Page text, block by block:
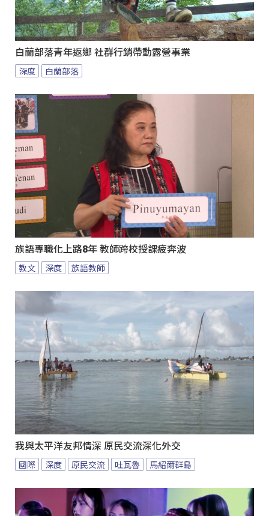
白蘭部落青年返鄉 社群行銷帶動露營事業
深度 白蘭部落
族語專職化上路8年 教師跨校授課疲奔波
教文 深度 族語教師
我與太平洋友邦情深 原民交流深化外交
國際 深度 原民交流 吐瓦魯 馬紹爾群島